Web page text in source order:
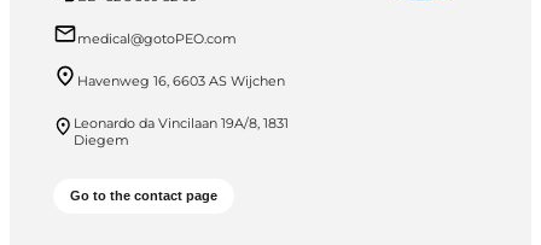
medical@gotoPEO.com
Havenweg 16, 6603 AS Wijchen
Leonardo da Vincilaan 19A/8, 1831
Diegem
Go to the contact page